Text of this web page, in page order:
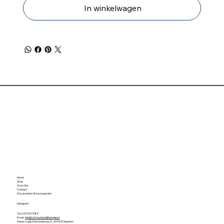
In winkelwagen
Home
Shop
Over Ons
Contact
Documenten & Voorwaarden
Instagram
Tel. 023 533 3182
Email.info@verhuurbedrijfhangjas.nl
Adres. Izaäk Enschedéweg 31, 2031CR, Haarlem